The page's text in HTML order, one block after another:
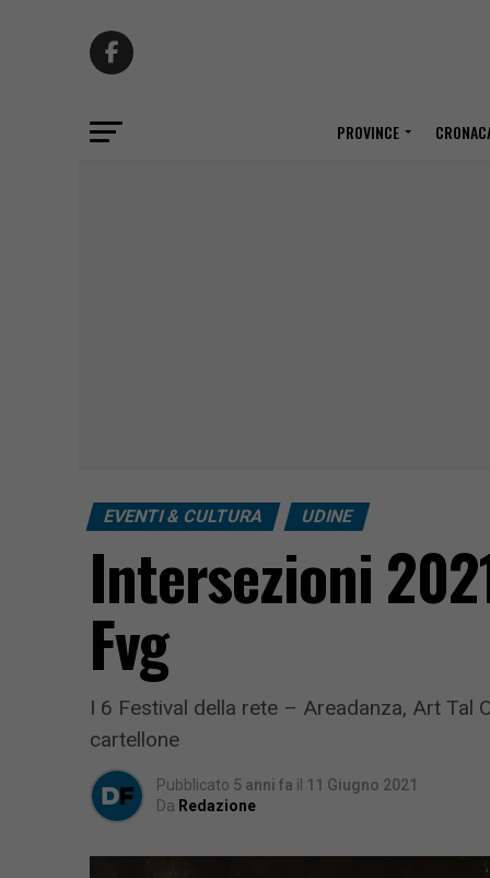
PROVINCE
EVENTI & CULTURA UDINE
Intersezioni
Fvg
I 6 Festival della rete – Areadanza, Art Tal
cartellone
Pubblicato 5 anni fa il 11 Giugno 2021
Da Redazione